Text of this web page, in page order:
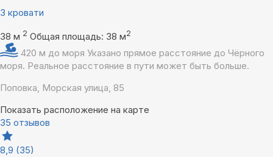
3 кровати
38 м 2 Общая площадь: 38 м2
420 м до моря Указано прямое расстояние до Чёрного
моря. Реальное расстояние в пути может быть больше.
Поповка, Морская улица, 85
Показать расположение на карте
35 отзывов
8,9 (35)